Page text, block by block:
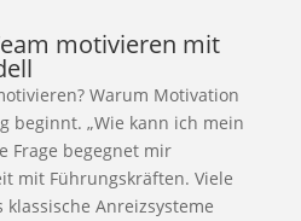
motivieren mit
Warum Motivation
beginnt. „Wie kann ich mein
Frage begegnet mir
mit Führungskräften. Viele
Anreizsysteme